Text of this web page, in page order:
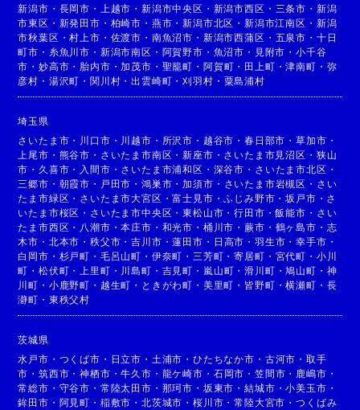
新潟市 ・ 長岡市 ・ 上越市 ・新潟市中央区 ・ 新潟市西区 ・ 三条市 ・ 新潟
市東区 ・ 新発田市 ・ 柏崎市 ・ 燕市 ・新潟市北区 ・新潟市江南区 ・ 新潟
市秋葉区 ・村上市 ・ 佐渡市 ・ 南魚沼市 ・ 新潟市西蒲区 ・ 五泉市 ・ 十日
町市 ・ 糸魚川市 ・ 新潟市南区 ・ 阿賀野市 ・ 魚沼市 ・ 見附市 ・小千谷
市 ・妙高市 ・ 胎内市 ・加茂市 ・ 聖籠町 ・ 阿賀町 ・ 田上町 ・津南町 ・ 弥
彦村 ・ 湯沢町 ・関川村 ・出雲崎町 ・刈羽村 ・ 粟島浦村
埼玉県
さいたま市 ・ 川口市 ・ 川越市 ・ 所沢市 ・ 越谷市 ・春日部市 ・草加市 ・
上尾市 ・ 熊谷市 ・ さいたま市南区 ・新座市 ・ さいたま市見沼区 ・ 狭山
市 ・ 久喜市 ・ 入間市 ・ さいたま市浦和区 ・ 深谷市 ・ さいたま市北区 ・
三郷市 ・ 朝霞市 ・ 戸田市 ・鴻巣市 ・加須市 ・ さいたま市岩槻区 ・ さい
たま市緑区 ・ さいたま市大宮区 ・富士見市 ・ふじみ野市 ・坂戸市 ・ さ
いたま市桜区 ・ さいたま市中央区 ・東松山市 ・行田市 ・飯能市 ・ さい
たま市西区 ・ 八潮市 ・本庄市 ・ 和光市 ・ 桶川市 ・蕨市 ・ 鶴ヶ島市 ・ 志
木市 ・ 北本市 ・秩父市 ・吉川市 ・蓮田市 ・ 日高市 ・ 羽生市 ・幸手市 ・
白岡市 ・ 杉戸町 ・ 毛呂山町 ・ 伊奈町 ・ 三芳町 ・寄居町 ・ 宮代町 ・ 小川
町 ・松伏町 ・ 上里町 ・ 川島町 ・ 吉見町 ・ 嵐山町 ・滑川町 ・鳩山町 ・ 神
川町 ・ 小鹿野町 ・ 越生町 ・ ときがわ町 ・ 美里町 ・ 皆野町 ・横瀬町 ・ 長
瀞町 ・ 東秩父村
茨城県
水戸市 ・ つくば市 ・ 日立市 ・ 土浦市 ・ひたちなか市 ・ 古河市 ・ 取手
市 ・筑西市 ・神栖市 ・牛久市 ・ 龍ケ崎市 ・ 石岡市 ・ 笠間市 ・ 鹿嶋市 ・
常総市 ・ 守谷市 ・ 常陸太田市 ・ 那珂市 ・ 坂東市 ・結城市 ・小美玉市 ・
鉾田市 ・ 阿見町 ・ 稲敷市 ・北茨城市 ・桜川市 ・常陸大宮市 ・つくばみ